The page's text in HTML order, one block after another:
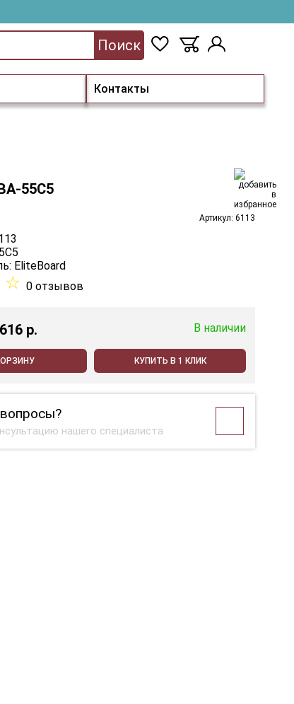
Контакты
Поиск
55C5
Артикул: 6113
EliteBoard
☆ 0 отзывов
p. В наличии
КУПИТЬ В 1 КЛИК
нашего специалиста